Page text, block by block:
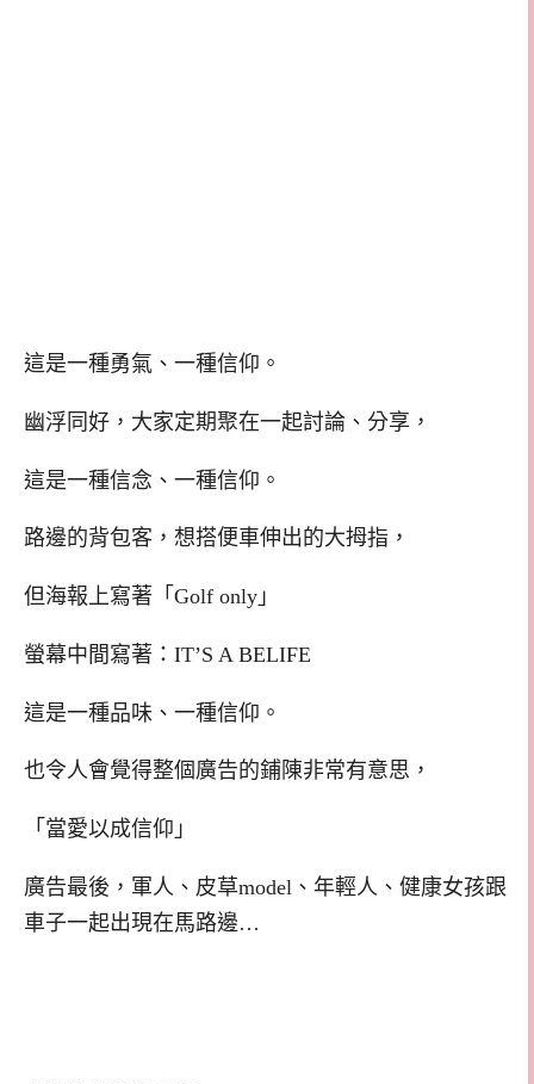
這是一種勇氣、一種信仰。
幽浮同好，大家定期聚在一起討論、分享，
這是一種信念、一種信仰。
路邊的背包客，想搭便車伸出的大拇指，
但海報上寫著「Golf only」
螢幕中間寫著：IT’S A BELIFE
這是一種品味、一種信仰。
也令人會覺得整個廣告的鋪陳非常有意思，
「當愛以成信仰」
廣告最後，軍人、皮草model、年輕人、健康女孩跟
車子一起出現在馬路邊…